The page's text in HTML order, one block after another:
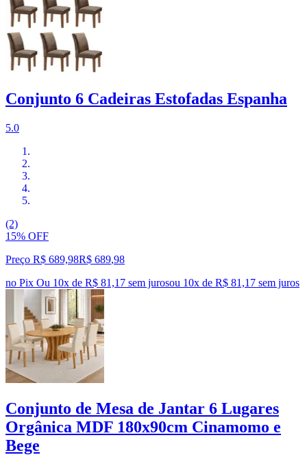
Conjunto 6 Cadeiras Estofadas Espanha
5.0
(2)
15% OFF
Preço R$ 689,98R$ 689,98
no Pix Ou 10x de R$ 81,17 sem jurosou 10x de R$ 81,17 sem juros
Conjunto de Mesa de Jantar 6 Lugares
Orgânica MDF 180x90cm Cinamomo e
Bege